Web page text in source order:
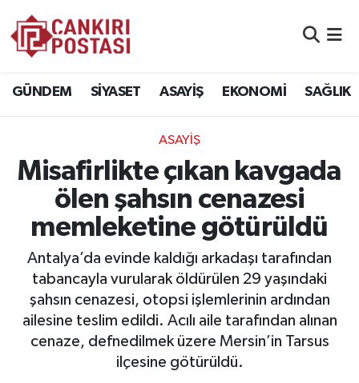
GÜNDEM SİYASET ASAYİŞ EKONOMİ SAĞLIK
ASAYİŞ
Misafirlikte çıkan kavgada
ölen şahsın cenazesi
memleketine götürüldü
Antalya’da evinde kaldığı arkadaşı tarafından
tabancayla vurularak öldürülen 29 yaşındaki
şahsın cenazesi, otopsi işlemlerinin ardından
ailesine teslim edildi. Acılı aile tarafından alınan
cenaze, defnedilmek üzere Mersin’in Tarsus
ilçesine götürüldü.
EKONOMİ
SAĞLIK
SPOR
EĞİTİM
YAŞAM
Trafik Durumu
Süper Lig Puan Durumu ve Fikstür
Tüm Manşetler
Son Dakika Haberleri
Haber Arşivi